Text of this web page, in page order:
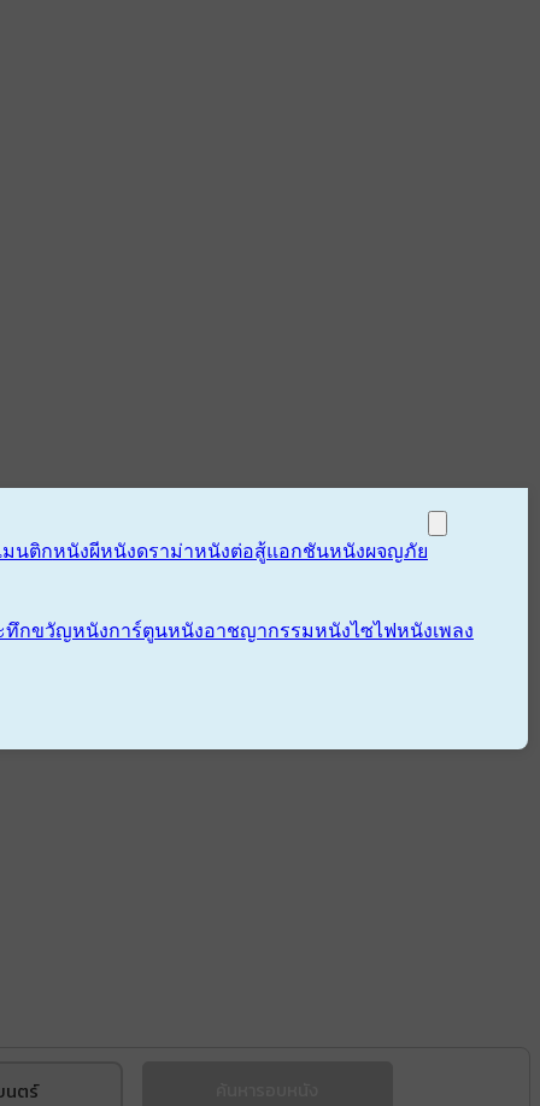
มนติกหนังผีหนังดราม่าหนังต่อสู้แอกชันหนังผจญภัย
ทึกขวัญหนังการ์ตูนหนังอาชญากรรมหนังไซไฟหนังเพลง
นตร์